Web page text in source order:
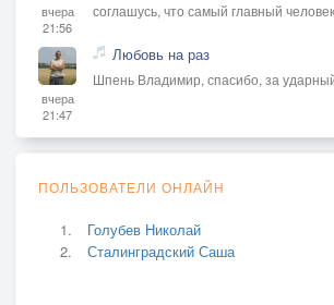
вчера
21:56
соглашусь, что самый главный
вчера
21:47
Любовь на раз
Шпень Владимир, спасибо, за
ПОЛЬЗОВАТЕЛИ ОНЛАЙН
Голубев Николай
Сталинградский Саша